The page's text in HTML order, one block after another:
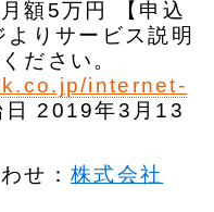
額5万円 【申込
りサービス説明
ださい。
internet-
日 2019年3月13
せ：株式会社